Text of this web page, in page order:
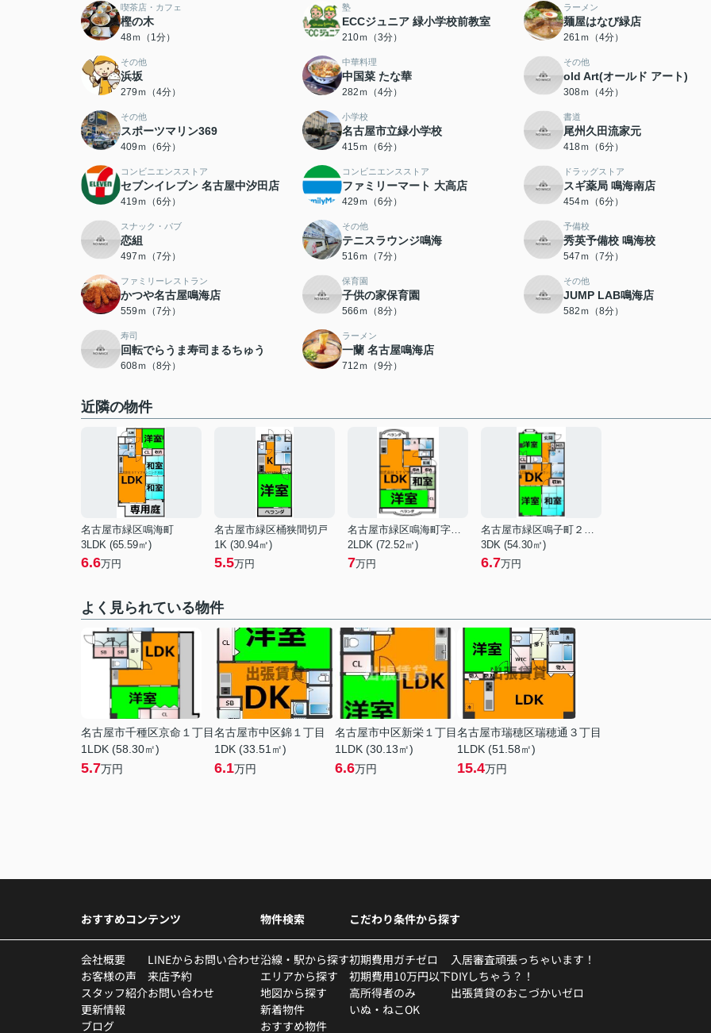
喫茶店・カフェ
樫の木
48ｍ（1分）
塾
ECCジュニア 緑小学校前教室
210ｍ（3分）
ラーメン
麺屋はなび緑店
261ｍ（4分）
その他
浜坂
279ｍ（4分）
中華料理
中国菜 たな華
282ｍ（4分）
その他
old Art(オールド アート)
308ｍ（4分）
その他
スポーツマリン369
409ｍ（6分）
小学校
名古屋市立緑小学校
415ｍ（6分）
書道
尾州久田流家元
418ｍ（6分）
コンビニエンスストア
セブンイレブン 名古屋中汐田店
419ｍ（6分）
コンビニエンスストア
ファミリーマート 大高店
429ｍ（6分）
ドラッグストア
スギ薬局 鳴海南店
454ｍ（6分）
スナック・パブ
恋組
497ｍ（7分）
その他
テニスラウンジ鳴海
516ｍ（7分）
予備校
秀英予備校 鳴海校
547ｍ（7分）
ファミリーレストラン
かつや名古屋鳴海店
559ｍ（7分）
保育園
子供の家保育園
566ｍ（8分）
その他
JUMP LAB鳴海店
582ｍ（8分）
寿司
回転でらうま寿司まるちゅう
608ｍ（8分）
ラーメン
一蘭 名古屋鳴海店
712ｍ（9分）
近隣の物件
名古屋市緑区鳴海町
3LDK (65.59㎡)
6.6万円
名古屋市緑区桶狭間切戸
1K (30.94㎡)
5.5万円
名古屋市緑区鳴海町字山腰
2LDK (72.52㎡)
7万円
名古屋市緑区鳴子町２丁目
3DK (54.30㎡)
6.7万円
よく見られている物件
名古屋市千種区京命１丁目
1LDK (58.30㎡)
5.7万円
名古屋市中区錦１丁目
1DK (33.51㎡)
6.1万円
名古屋市中区新栄１丁目
1LDK (30.13㎡)
6.6万円
名古屋市瑞穂区瑞穂通３丁目
1LDK (51.58㎡)
15.4万円
おすすめコンテンツ
会社概要
お客様の声
スタッフ紹介
更新情報
ブログ
LINEからお問い合わせ
来店予約
お問い合わせ
物件検索
沿線・駅から探す
エリアから探す
地図から探す
新着物件
おすすめ物件
こだわり条件から探す
初期費用ガチゼロ
初期費用10万円以下
高所得者のみ
いぬ・ねこOK
入居審査頑張っちゃいます！
DIYしちゃう？！
出張賃貸のおこづかいゼロ